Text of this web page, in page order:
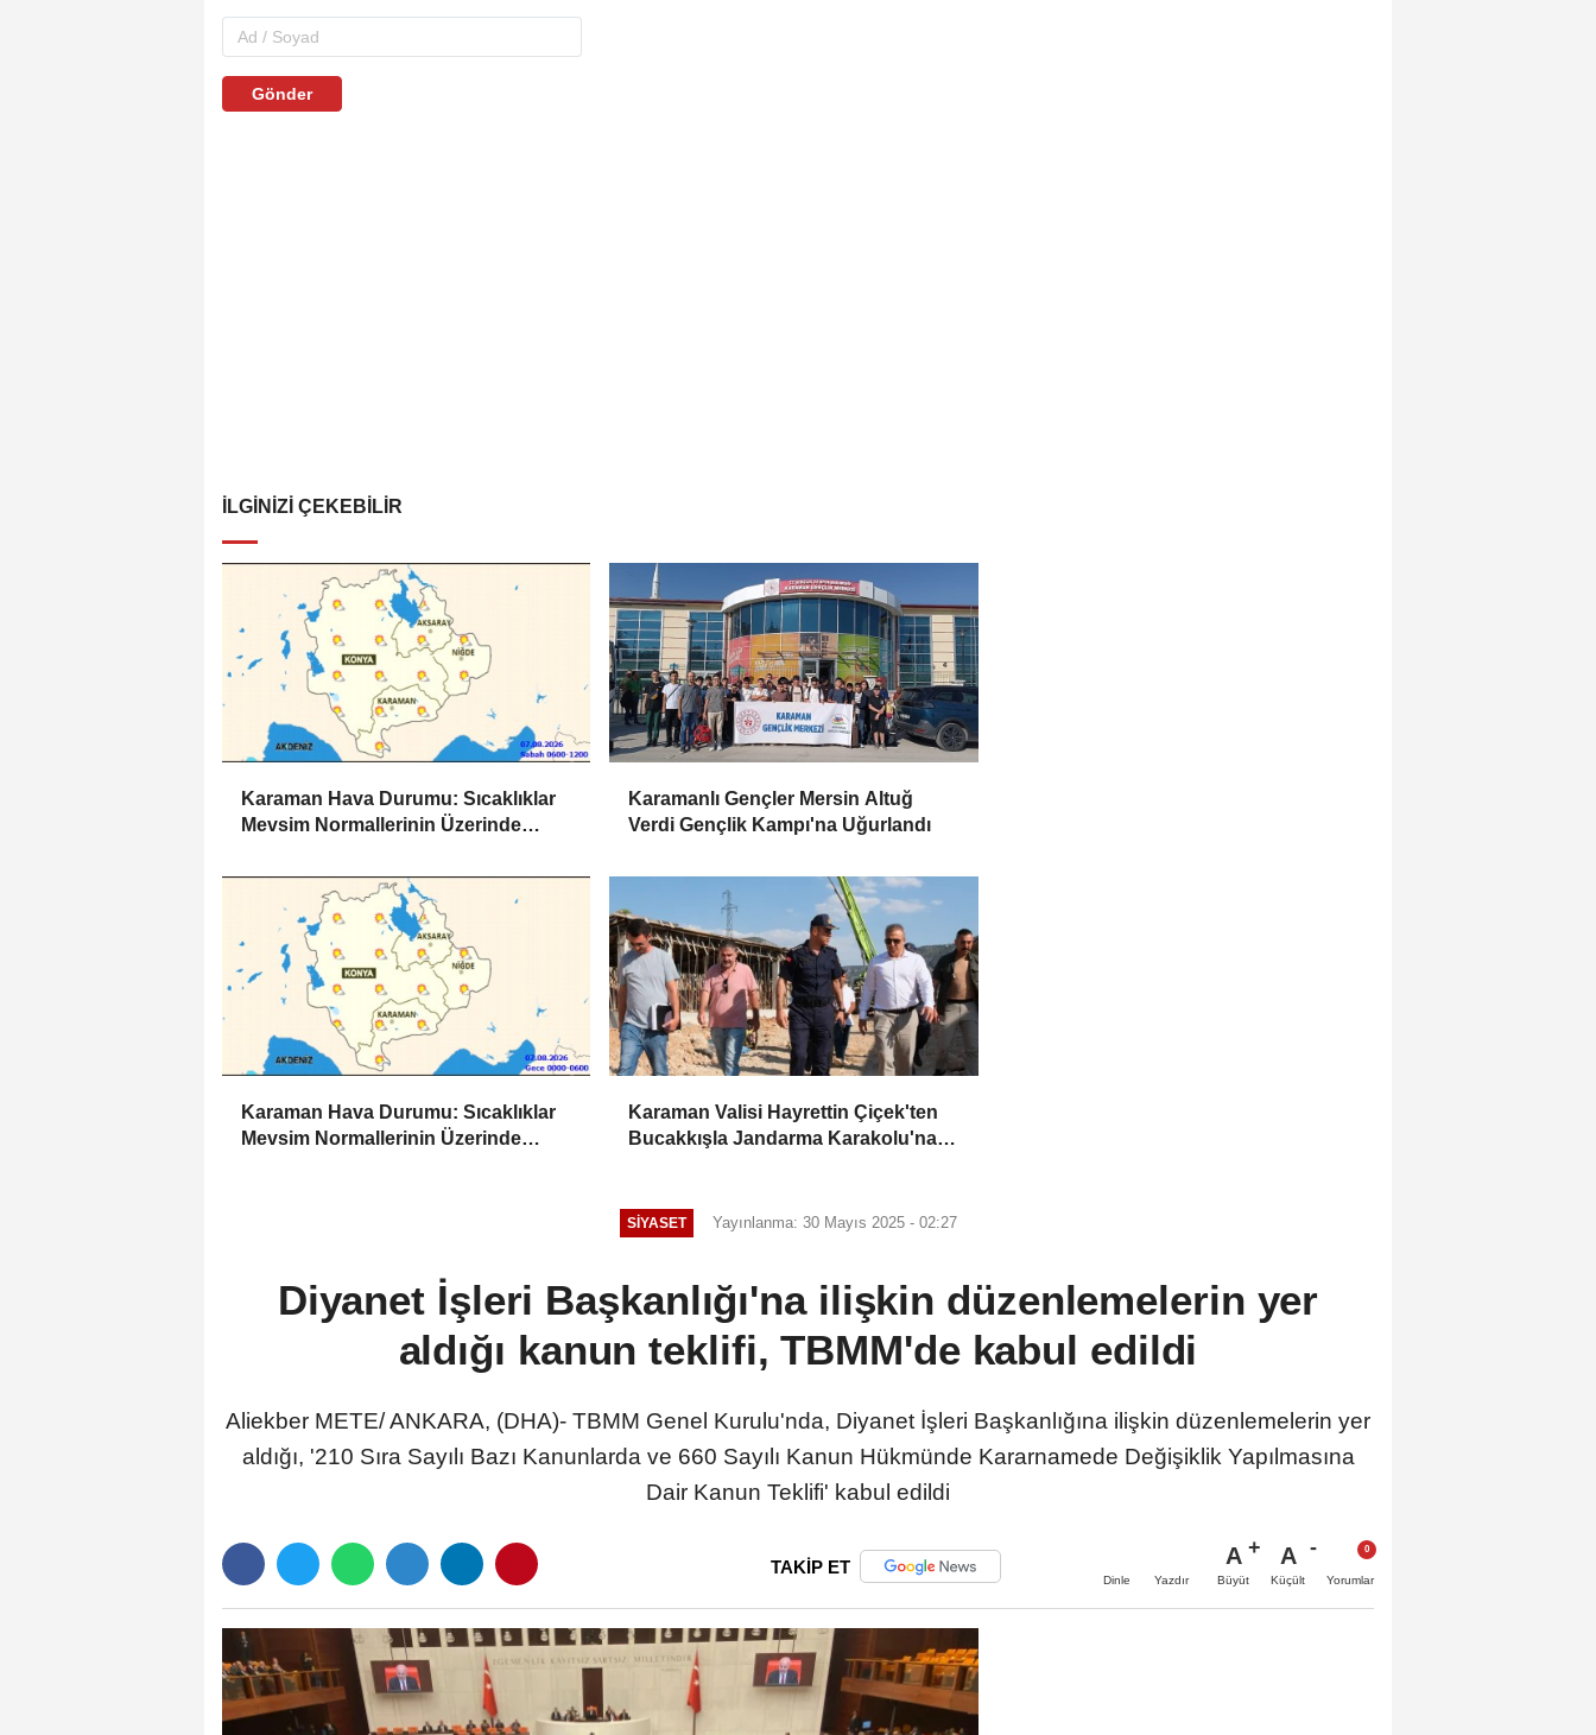
Gönder
İLGINIZI ÇEKEBILIR
Karaman Hava Durumu: Sıcaklıklar
Mevsim Normallerinin Üzerinde
Karamanlı Gençler Mersin Altuğ
Verdi Gençlik Kampı'na Uğurlandı
Karaman Hava Durumu: Sıcaklıklar
Mevsim Normallerinin Üzerinde
Karaman Valisi Hayrettin Çiçek'ten
Bucakkışla Jandarma Karakolu'na
SIYASET Yayınlanma: 30 Mayıs 2025 - 02:27
Diyanet İşleri Başkanlığı'na ilişkin düzenlemelerin yer
aldığı kanun teklifi, TBMM'de kabul edildi
Aliekber METE/ ANKARA, (DHA)- TBMM Genel Kurulu'nda, Diyanet İşleri Başkanlığına ilişkin düzenlemelerin yer
aldığı, '210 Sıra Sayılı Bazı Kanunlarda ve 660 Sayılı Kanun Hükmünde Kararnamede Değişiklik Yapılmasına
Dair Kanun Teklifi' kabul edildi
TAKİP ET
Dinle Yazdır
A
Büyüt
A
Küçült Yorumlar